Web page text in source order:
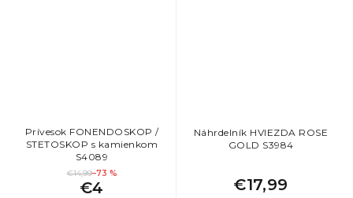
Prívesok FONENDOSKOP /
STETOSKOP s kamienkom
S4089
€14,99–73 %
€4
Náhrdelník HVIEZDA ROSE
GOLD S3984
€17,99